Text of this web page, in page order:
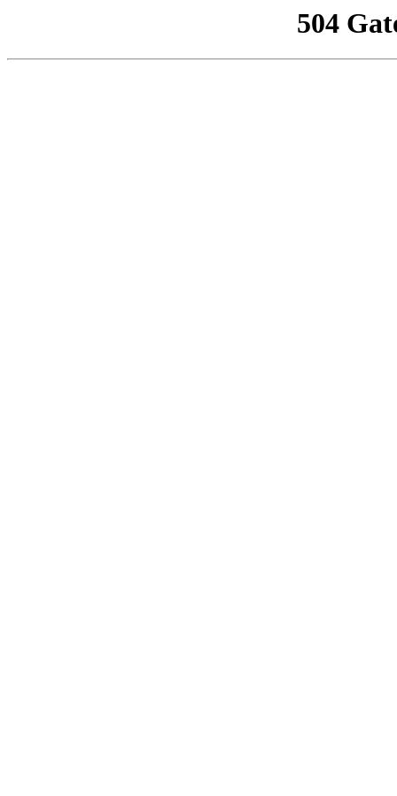
504